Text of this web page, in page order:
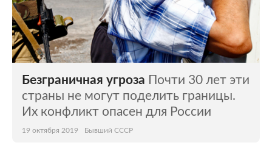
Безграничная угроза Почти 30 лет эти
страны не могут поделить границы.
Их конфликт опасен для России
19 октября 2019 Бывший СССР